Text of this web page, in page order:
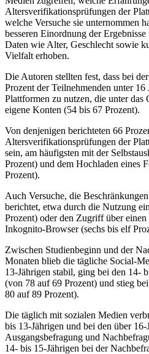
Altersverifikationsprüfungen der
welche Versuche sie unternommen
besseren Einordnung der
Daten wie Alter, Geschlecht sowie
Vielfalt erhoben.
Die Autoren stellten fest, dass bei
Prozent der Teilnehmenden unter
Plattformen zu nutzen, die unter das
eigene Konten (54 bis 67 Prozent).
Von denjenigen berichteten 66
Altersverifikationsprüfungen der
sein, am häufigsten mit der
Prozent) und dem Hochladen eines
Prozent).
Auch Versuche, die
berichtet, etwa durch die Nutzung
Prozent) oder den Zugriff über
Inkognito-Browser (sechs bis elf
Zwischen Studienbeginn und der
Monaten blieb die tägliche Social-
13-Jährigen stabil, ging bei den 14-
(von 78 auf 69 Prozent) und stieg
80 auf 89 Prozent).
Die täglich mit sozialen Medien
bis 13-Jährigen und bei den über
Ausgangsbefragung und
14- bis 15-Jährigen bei der